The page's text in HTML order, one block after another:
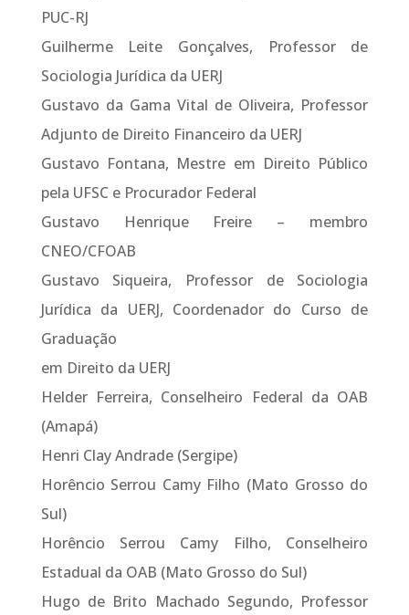
PUC-RJ
Guilherme Leite Gonçalves, Professor de
Sociologia Jurídica da UERJ
Gustavo da Gama Vital de Oliveira, Professor
Adjunto de Direito Financeiro da UERJ
Gustavo Fontana, Mestre em Direito Público
pela UFSC e Procurador Federal
Gustavo Henrique Freire – membro
CNEO/CFOAB
Gustavo Siqueira, Professor de Sociologia
Jurídica da UERJ, Coordenador do Curso de
Graduação
em Direito da UERJ
Helder Ferreira, Conselheiro Federal da OAB
(Amapá)
Henri Clay Andrade (Sergipe)
Horêncio Serrou Camy Filho (Mato Grosso do
Sul)
Horêncio Serrou Camy Filho, Conselheiro
Estadual da OAB (Mato Grosso do Sul)
Hugo de Brito Machado Segundo, Professor